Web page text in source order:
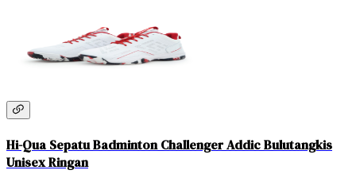
Hi-Qua Sepatu Badminton Challenger Addic Bulutangkis
Unisex Ringan